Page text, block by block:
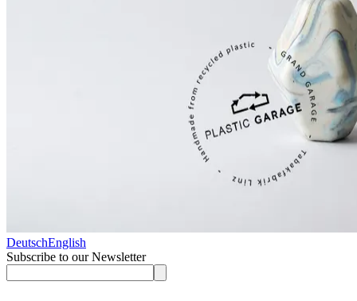
DeutschEnglish
Subscribe to our Newsletter